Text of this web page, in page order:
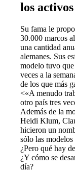
los
Su fama le
30.000 marcos
una cantidad
alemanes. Sus
modelo tuvo
veces a la
de los que más
<«A menudo
otro país tres
Además de la
Heidi Klum,
hicieron un
sólo las modelos
¿Pero qué hay
¿Y cómo se
día?